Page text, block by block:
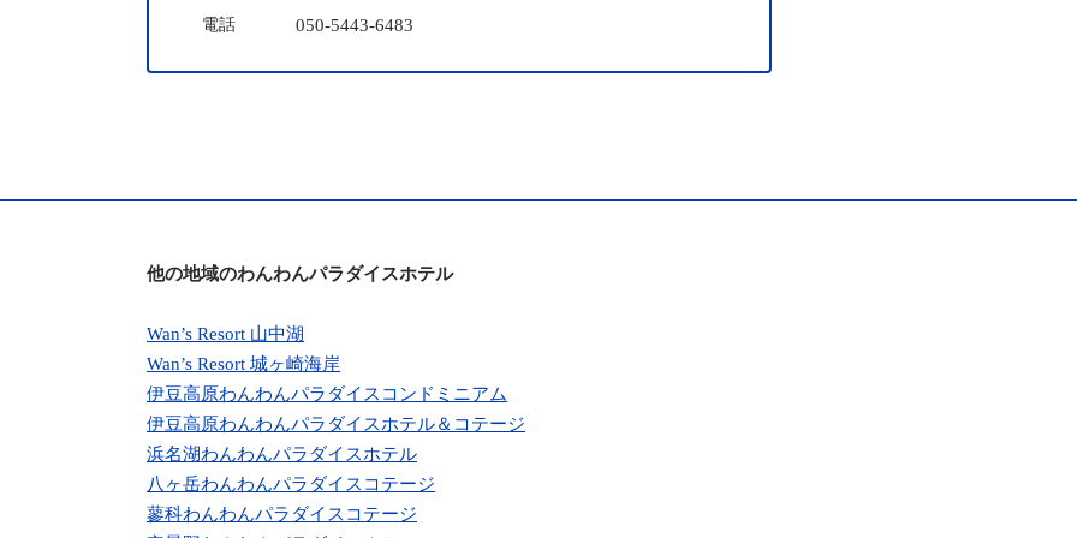
電話 050-5443-6483
他の地域のわんわんパラダイスホテル
Wan’s Resort 山中湖
Wan’s Resort 城ヶ崎海岸
伊豆高原わんわんパラダイスコンドミニアム
伊豆高原わんわんパラダイスホテル＆コテージ
浜名湖わんわんパラダイスホテル
八ヶ岳わんわんパラダイスコテージ
蓼科わんわんパラダイスコテージ